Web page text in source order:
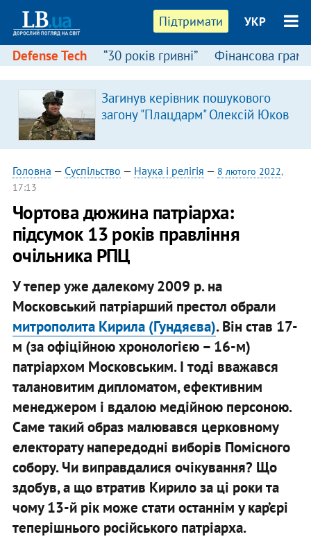
Підтримати УКР
Defense Tech “30 років гривні” Фінансова
Загинув керівник пошукового
загону "Плацдарм" Олексій Юков
Головна — Суспільство — Наука і релігія — 8 лютого 2022,
17:13
Чортова дюжина патріарха:
підсумок 13 років правління
очільника РПЦ
У тепер уже далекому 2009 р. на
Московський патріарший престол обрали
митрополита Кирила (Гундяєва). Він став 17-
м (за офіційною хронологією – 16-м)
патріархом Московським. І тоді вважався
талановитим дипломатом, ефективним
менеджером і вдалою медійною персоною.
Саме такий образ малювався церковному
електорату напередодні виборів Помісного
собору. Чи виправдалися очікування? Що
здобув, а що втратив Кирило за ці роки та
чому 13-й рік може стати останнім у кар’єрі
теперішнього російського патріарха.